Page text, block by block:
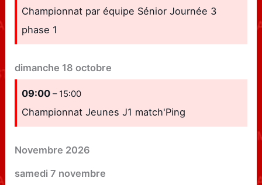
Championnat par équipe Sénior Journée 3
phase 1
dimanche 18 octobre
09:00– 15:00
Championnat Jeunes J1 match'Ping
Novembre 2026
samedi 7 novembre